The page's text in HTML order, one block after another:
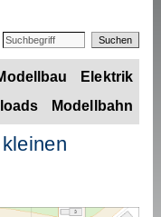
Elektrik
Modellbahn